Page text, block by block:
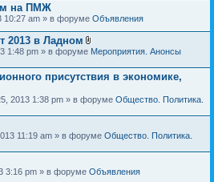
на ПМЖ
10:27 am » в форуме Объявления
2013 в Ладном
В
о
ж
н
и
я
1:48 pm » в форуме Мероприятия. Анонсы
присутствия в экономике,
2013 1:38 pm » в форуме Общество. Политика.
11:19 am » в форуме Общество. Политика.
3:16 pm » в форуме Объявления